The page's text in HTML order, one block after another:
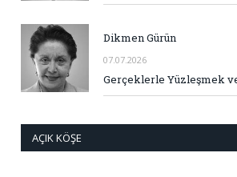
Dikmen Gürün
07.07.2026
Gerçeklerle Yüzleşmek
AÇIK KÖŞE